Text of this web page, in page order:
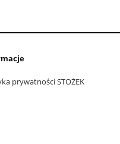
prywatności STOŻEK